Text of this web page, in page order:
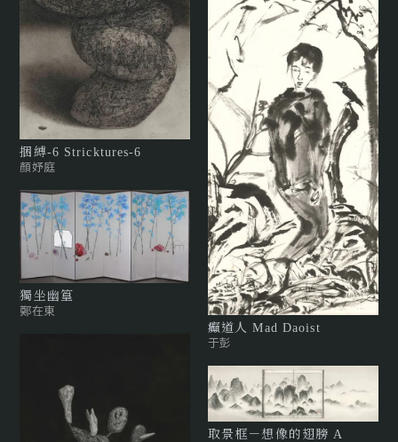
捆縛-6 Stricktures-6
顏妤庭
獨坐幽篁
鄭在東
癲道人 Mad Daoist
于彭
取景框－想像的翅膀 A